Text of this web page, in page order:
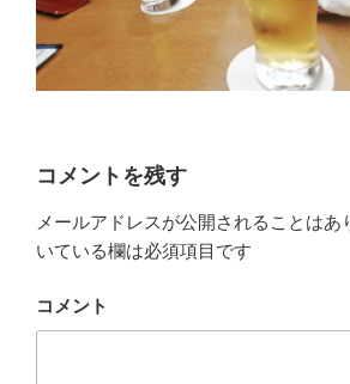
コメントを残す
メールアドレスが公開されることはあ
いている欄は必須項目です
コメント